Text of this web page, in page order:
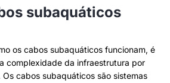
subaquáticos
os cabos subaquáticos funcionam, é
complexidade da infraestrutura por
cabos subaquáticos são sistemas